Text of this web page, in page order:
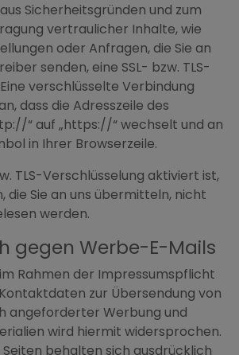
Sicherheitsgründen und zum
vertraulicher Inhalte, wie
oder Anfragen, die Sie an
senden, eine SSL- bzw. TLS-
verschlüsselte Verbindung
dass die Adresszeile des
“ auf „https://“ wechselt und an
in Ihrer Browserzeile.
TLS-Verschlüsselung aktiviert ist,
die Sie an uns übermitteln, nicht
werden.
gegen Werbe-E-Mails
Rahmen der Impressumspflicht
zur Übersendung von
angeforderter Werbung und
wird hiermit widersprochen.
behalten sich ausdrücklich